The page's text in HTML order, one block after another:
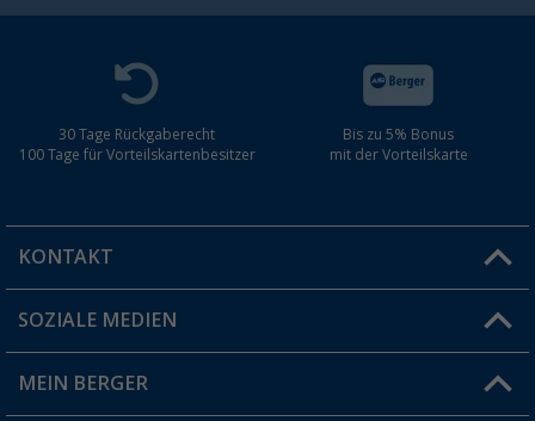
30 Tage Rückgaberecht
100 Tage für Vorteilskartenbesitzer
Bis zu 5% Bonus
mit der Vorteilskarte
KONTAKT
Du hast eine Frage?
Filiale finden
SOZIALE MEDIEN
MEIN BERGER